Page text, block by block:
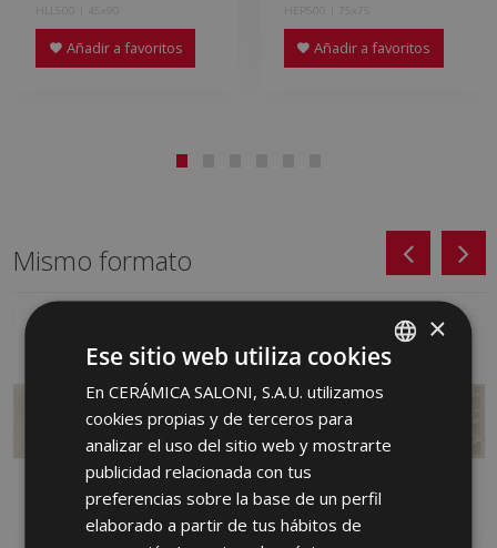
HLL500 | 45x90
Añadir a favoritos
HEP500 | 75x75
Añadir a favoritos
Mismo formato
SPANISH
ENGLISH
GERMAN
×
Ese sitio web utiliza cookies
En CERÁMICA SALONI, S.A.U. utilizamos
cookies propias y de terceros para
analizar el uso del sitio web y mostrarte
publicidad relacionada con tus
preferencias sobre la base de un perfil
elaborado a partir de tus hábitos de